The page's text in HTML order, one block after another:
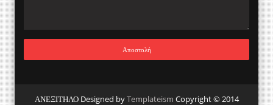
ΑΝΕΞΙΤΗΛΟ Designed byTemplateism Copyright © 2014